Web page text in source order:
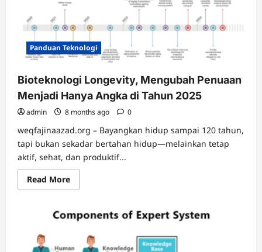
Ganti
dengan
EVF
Canggih
Panduan Teknologi
Bioteknologi Longevity, Mengubah Penuaan
Menjadi Hanya Angka di Tahun 2025
admin 8 months ago 0
weqfajinaazad.org – Bayangkan hidup sampai 120 tahun,
tapi bukan sekadar bertahan hidup—melainkan tetap
aktif, sehat, dan produktif...
Read MoreRead
more
Longevity,
Mengubah
Menjadi
Hanya